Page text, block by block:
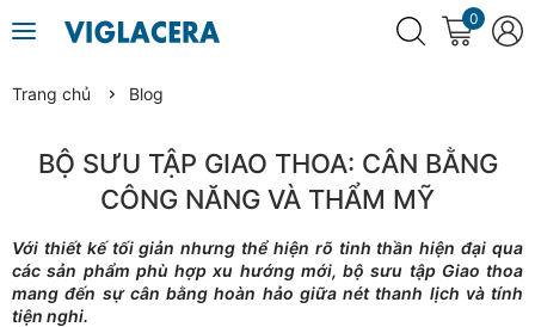
0
Trang chủ Blog
BỘ SƯU TẬP GIAO THOA: CÂN BẰNG
CÔNG NĂNG VÀ THẨM MỸ
Với thiết kế tối giản nhưng thể hiện rõ tinh thần hiện đại qua
các sản phẩm phù hợp xu hướng mới, bộ sưu tập Giao thoa
mang đến sự cân bằng hoàn hảo giữa nét thanh lịch và tính
tiện nghi.